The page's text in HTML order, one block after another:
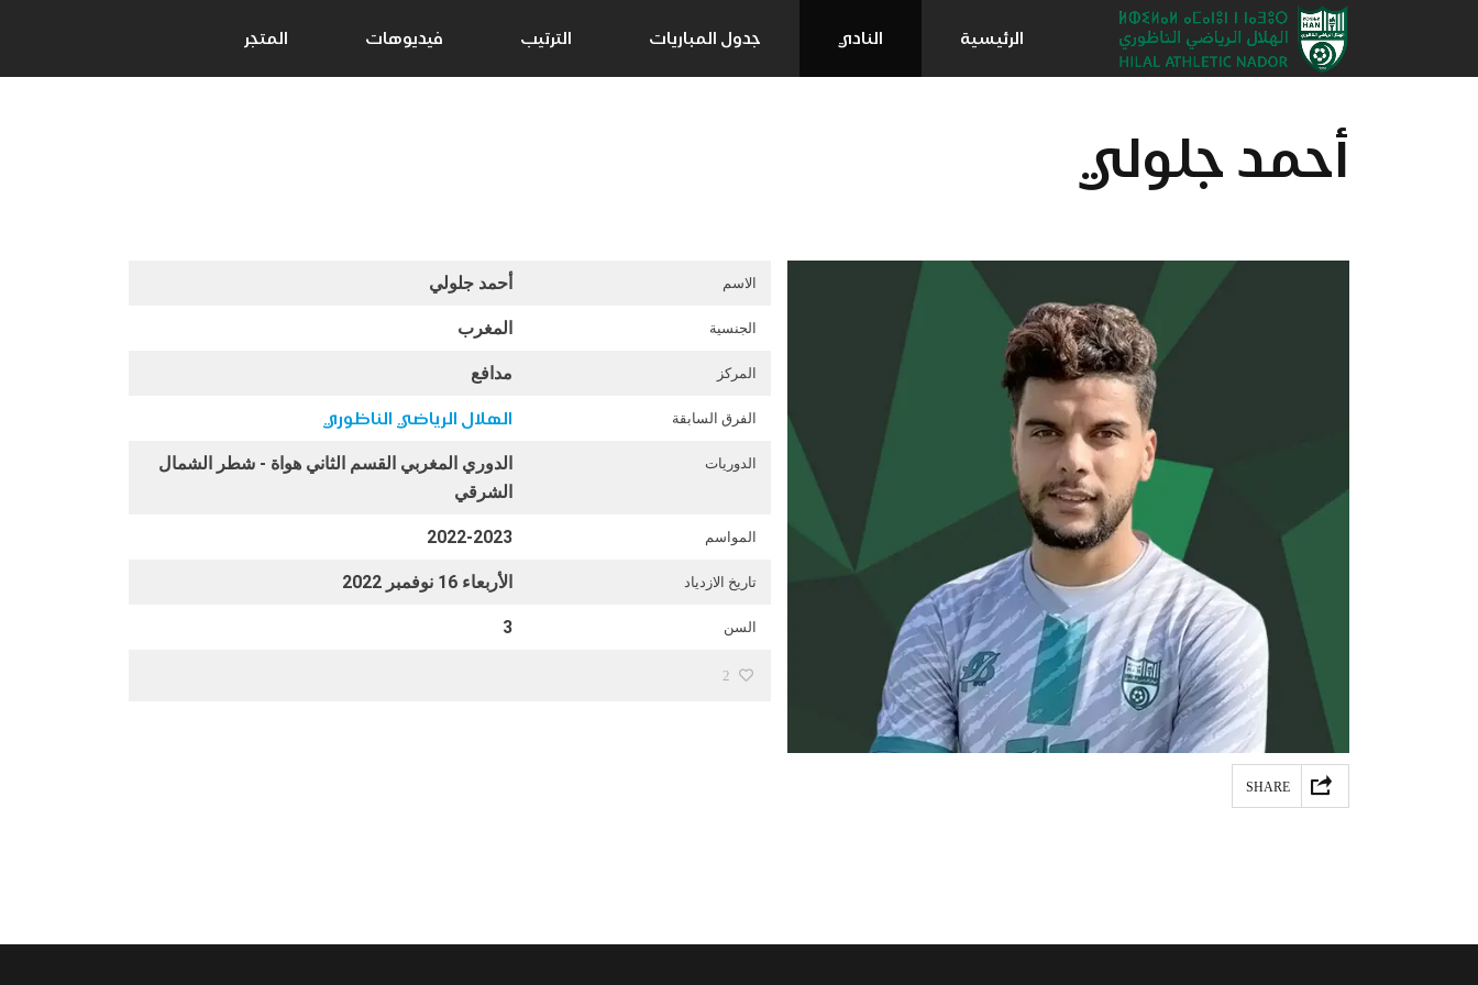
الرئيسية النادي جدول المباريات الترتيب فيديوهات المتجر
أحمد جلولي
الاسم أحمد جلولي
الجنسية المغرب
المركز مدافع
الفرق السابقة الهلال الرياضي الناظوري
الدوريات
الدوري المغربي القسم الثاني هواة - شطر الشمال
الشرقي
المواسم 2022-2023
تاريخ الازدياد الأربعاء 16 نوفمبر 2022
السن 3
2
SHARE